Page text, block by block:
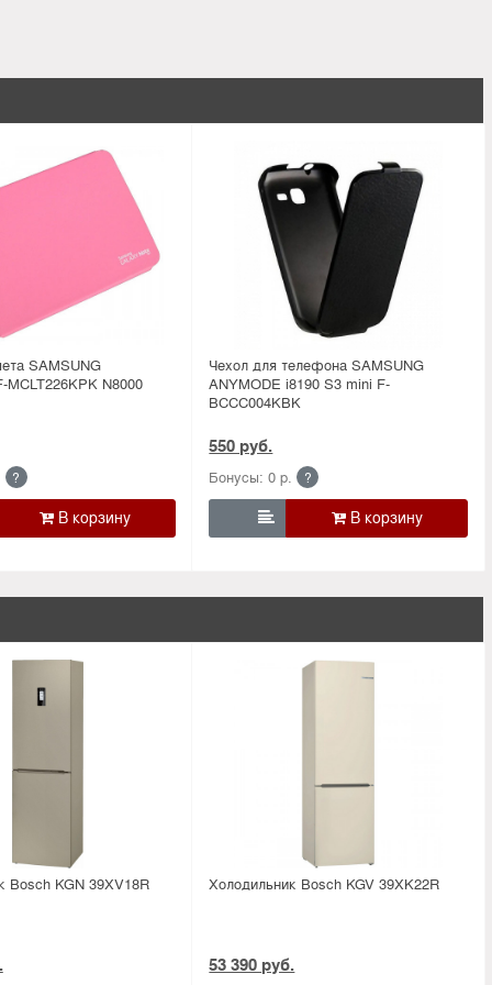
SAMSUNG
MCLT226KPK N8000
?
Чехол для телефона SAMSUNG
ANYMODE i8190 S3 mini F-
BCCC004KBK
550 руб.
Бонусы: 0 р. ?

Bosсh KGN 39XV18R Холодильник Bosсh KGV 39XK22R
53 390 руб.